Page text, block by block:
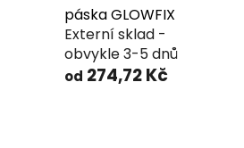
páska GLOWFIX
Externí sklad -
obvykle 3-5 dnů
od 274,72 Kč